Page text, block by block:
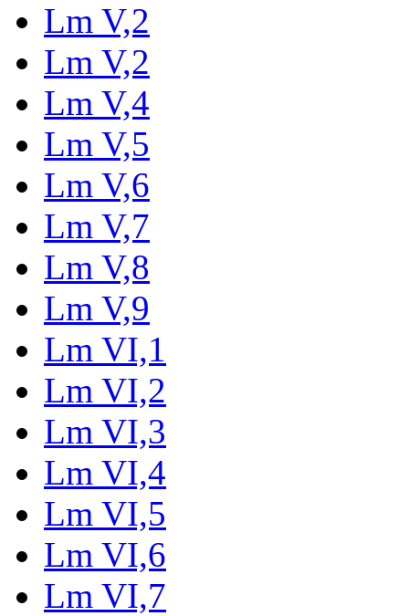
Lm V,2
Lm V,2
Lm V,4
Lm V,5
Lm V,6
Lm V,7
Lm V,8
Lm V,9
Lm VI,1
Lm VI,2
Lm VI,3
Lm VI,4
Lm VI,5
Lm VI,6
Lm VI,7